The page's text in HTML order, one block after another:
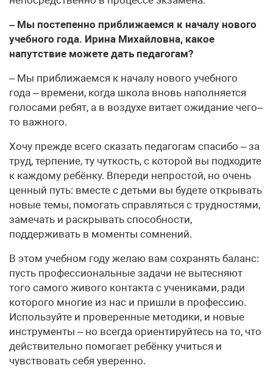
– Мы постепенно приближаемся к началу нового
учебного года. Ирина Михайловна, какое
напутствие можете дать педагогам?
– Мы приближаемся к началу нового учебного
года – времени, когда школа вновь наполняется
голосами ребят, а в воздухе витает ожидание чего–
то важного.
Хочу прежде всего сказать педагогам спасибо – за
труд, терпение, ту чуткость, с которой вы подходите
к каждому ребёнку. Впереди непростой, но очень
ценный путь: вместе с детьми вы будете открывать
новые темы, помогать справляться с трудностями,
замечать и раскрывать способности,
поддерживать в моменты сомнений.
В этом учебном году желаю вам сохранять баланс:
пусть профессиональные задачи не вытесняют
того самого живого контакта с учениками, ради
которого многие из нас и пришли в профессию.
Используйте и проверенные методики, и новые
инструменты – но всегда ориентируйтесь на то, что
действительно помогает ребёнку учиться и
чувствовать себя уверенно.